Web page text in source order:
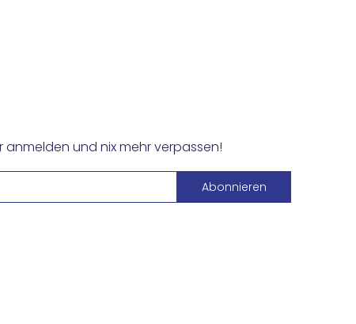
anmelden und nix mehr verpassen!